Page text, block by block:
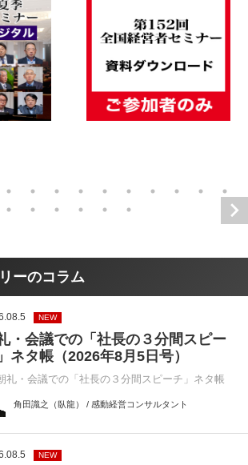
ーのコラム
NEW
・会議での「社長の３分間スピー
ネタ帳（2026年8月5日号）
礼・会議での「社長の３分間スピーチ」ネタ帳
角田識之（臥龍） / 感動経営コンサルタント
NEW